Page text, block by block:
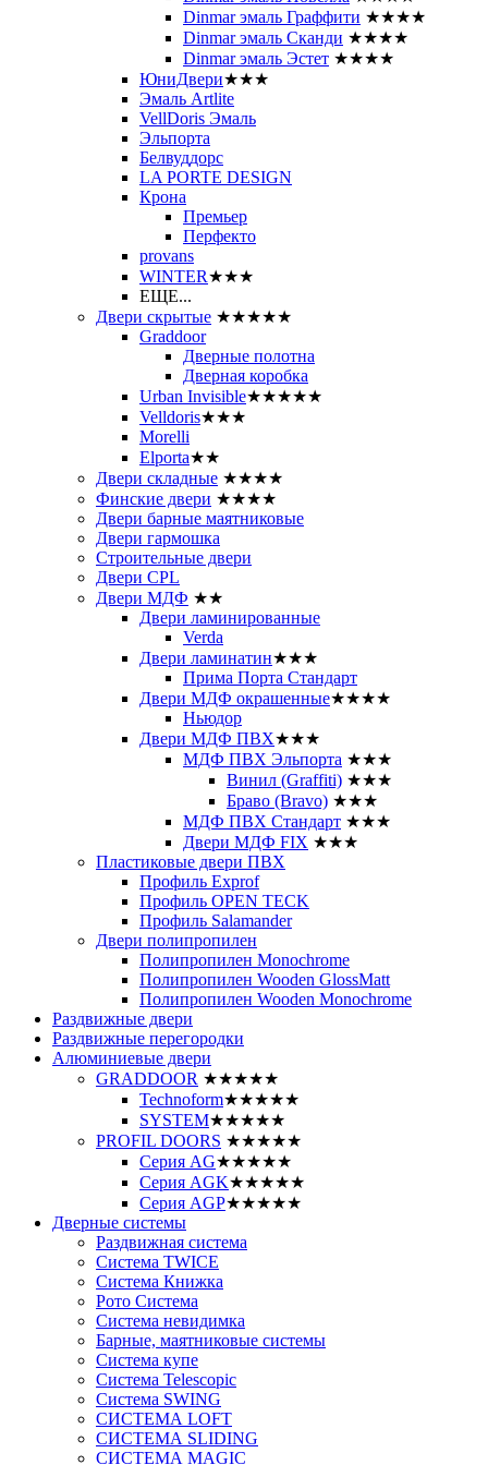
Dinmar эмаль Граффити ★★★★
Dinmar эмаль Сканди ★★★★
Dinmar эмаль Эстет ★★★★
ЮниДвери★★★
Эмаль Artlite
VellDoris Эмаль
Эльпорта
Белвуддорс
LA PORTE DESIGN
Крона
Премьер
Перфекто
provans
WINTER★★★
ЕЩЕ...
Двери скрытые ★★★★★
Graddoor
Дверные полотна
Дверная коробка
Urban Invisible★★★★★
Velldoris★★★
Morelli
Elporta★★
Двери складные ★★★★
Финские двери ★★★★
Двери барные маятниковые
Двери гармошка
Строительные двери
Двери CРL
Двери МДФ ★★
Двери ламинированные
Verda
Двери ламинатин★★★
Прима Порта Стандарт
Двери МДФ окрашенные★★★★
Ньюдор
Двери МДФ ПВХ★★★
МДФ ПВХ Эльпорта ★★★
Винил (Graffiti) ★★★
Браво (Bravo) ★★★
МДФ ПВХ Стандарт ★★★
Двери МДФ FIX ★★★
Пластиковые двери ПВХ
Профиль Exprof
Профиль OPEN TECK
Профиль Salamander
Двери полипропилен
Полипропилен Monochrome
Полипропилен Wooden GlossMatt
Полипропилен Wooden Monochrome
Раздвижные двери
Раздвижные перегородки
Алюминиевые двери
GRADDOOR ★★★★★
Technoform★★★★★
SYSTEM★★★★★
PROFIL DOORS ★★★★★
Серия AG★★★★★
Серия AGK★★★★★
Серия AGP★★★★★
Дверные системы
Раздвижная система
Система TWICE
Система Книжка
Рото Система
Система невидимка
Барные, маятниковые системы
Система купе
Система Telescopic
Система SWING
СИСТЕМА LOFT
СИСТЕМА SLIDING
СИСТЕМА MAGIC